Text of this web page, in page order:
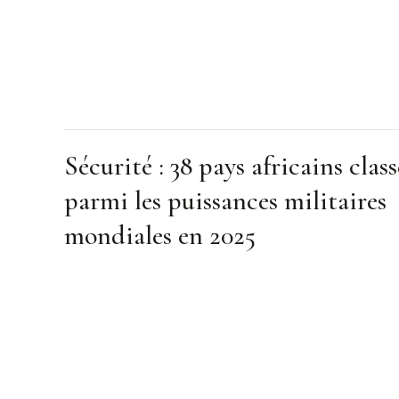
Sécurité : 38 pays africains
parmi les puissances militaires
mondiales en 2025